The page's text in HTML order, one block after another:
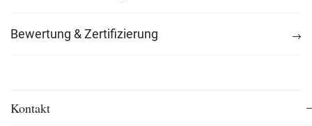
Bewertung & Zertifizierung
Kontakt